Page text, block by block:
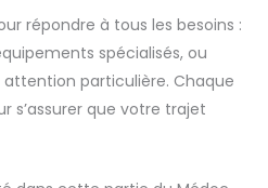
répondre à tous les besoins :
spécialisés, ou
particulière. Chaque
s’assurer que votre trajet